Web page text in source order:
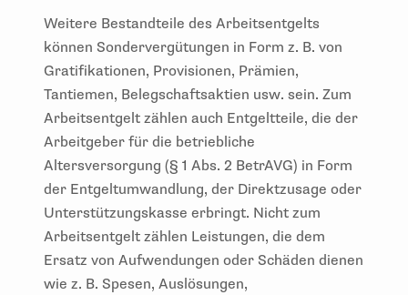
Weitere Bestandteile des Arbeitsentgelts
können Sondervergütungen in Form z. B. von
Gratifikationen, Provisionen, Prämien,
Tantiemen, Belegschaftsaktien usw. sein. Zum
Arbeitsentgelt zählen auch Entgeltteile, die der
Arbeitgeber für die betriebliche
Altersversorgung (§ 1 Abs. 2 BetrAVG) in Form
der Entgeltumwandlung, der Direktzusage oder
Unterstützungskasse erbringt. Nicht zum
Arbeitsentgelt zählen Leistungen, die dem
Ersatz von Aufwendungen oder Schäden dienen
wie z. B. Spesen, Auslösungen,